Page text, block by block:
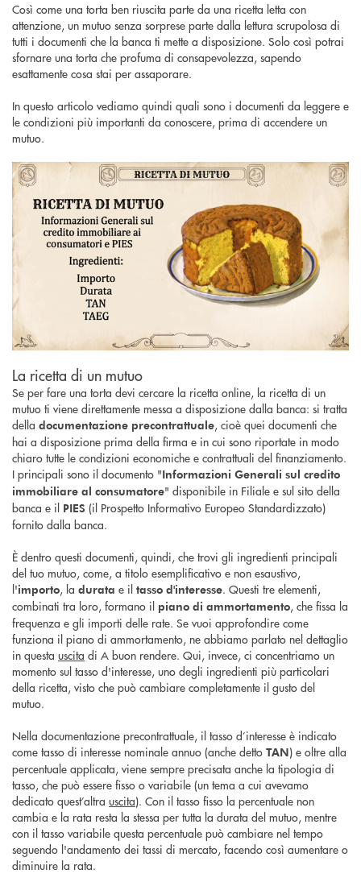
Così come una torta ben riuscita parte da una ricetta letta con
attenzione, un mutuo senza sorprese parte dalla lettura scrupolosa di
tutti i documenti che la banca ti mette a disposizione. Solo così potrai
sfornare una torta che profuma di consapevolezza, sapendo
esattamente cosa stai per assaporare.
In questo articolo vediamo quindi quali sono i documenti da leggere e
le condizioni più importanti da conoscere, prima di accendere un
mutuo.
La ricetta di un mutuo
Se per fare una torta devi cercare la ricetta online, la ricetta di un
mutuo ti viene direttamente messa a disposizione dalla banca: si tratta
della documentazione precontrattuale, cioè quei documenti che
hai a disposizione prima della firma e in cui sono riportate in modo
chiaro tutte le condizioni economiche e contrattuali del finanziamento.
I principali sono il documento "Informazioni Generali sul credito
immobiliare al consumatore" disponibile in Filiale e sul sito della
banca e il PIES (il Prospetto Informativo Europeo Standardizzato)
fornito dalla banca.
È dentro questi documenti, quindi, che trovi gli ingredienti principali
del tuo mutuo, come, a titolo esemplificativo e non esaustivo,
l'importo, la durata e il tasso d'interesse. Questi tre elementi,
combinati tra loro, formano il piano di ammortamento, che fissa la
frequenza e gli importi delle rate. Se vuoi approfondire come
funziona il piano di ammortamento, ne abbiamo parlato nel dettaglio
in questa uscita di A buon rendere. Qui, invece, ci concentriamo un
momento sul tasso d'interesse, uno degli ingredienti più particolari
della ricetta, visto che può cambiare completamente il gusto del
mutuo.
Nella documentazione precontrattuale, il tasso d’interesse è indicato
come tasso di interesse nominale annuo (anche detto TAN) e oltre alla
percentuale applicata, viene sempre precisata anche la tipologia di
tasso, che può essere fisso o variabile (un tema a cui avevamo
dedicato quest’altra uscita). Con il tasso fisso la percentuale non
cambia e la rata resta la stessa per tutta la durata del mutuo, mentre
con il tasso variabile questa percentuale può cambiare nel tempo
seguendo l'andamento dei tassi di mercato, facendo così aumentare o
diminuire la rata.